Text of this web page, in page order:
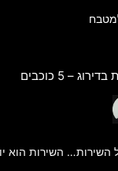
השירות… השירות הוא